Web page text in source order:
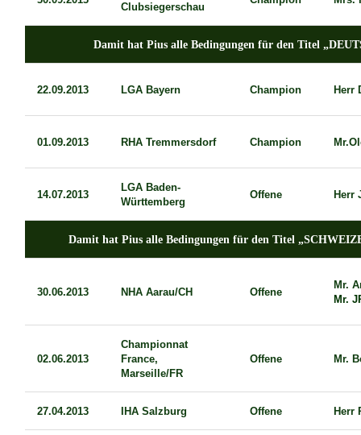
Clubsiegerschau
Damit hat Pius alle Bedingungen für den Titel
22.09.2013 LGA Bayern Champion Herr
01.09.2013 RHA Tremmersdorf Champion
14.07.2013
LGA Baden-
Württemberg
Offene Herr
Damit hat Pius alle Bedingungen für den Titel
30.06.2013 NHA Aarau/CH Offene
Mr.
Mr.
02.06.2013
Championnat
France,
Marseille/FR
Offene Mr.
27.04.2013 IHA Salzburg Offene Herr